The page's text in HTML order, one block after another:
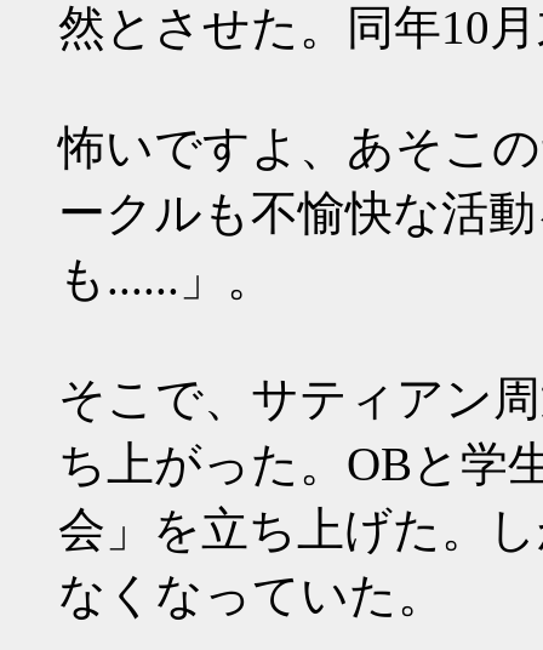
然とさせた。同年10
怖いですよ、あそこ
ークルも不愉快な活
も......」。
そこで、サティアン
ち上がった。OBと学
会」を立ち上げた。
なくなっていた。